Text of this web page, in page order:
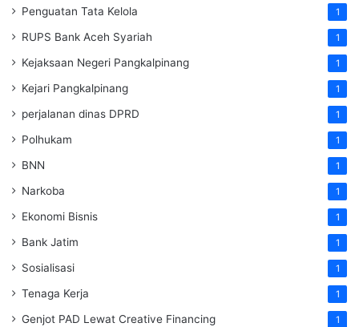
Penguatan Tata Kelola 1
RUPS Bank Aceh Syariah 1
Kejaksaan Negeri Pangkalpinang 1
Kejari Pangkalpinang 1
perjalanan dinas DPRD 1
Polhukam 1
BNN 1
Narkoba 1
Ekonomi Bisnis 1
Bank Jatim 1
Sosialisasi 1
Tenaga Kerja 1
Genjot PAD Lewat Creative Financing 1